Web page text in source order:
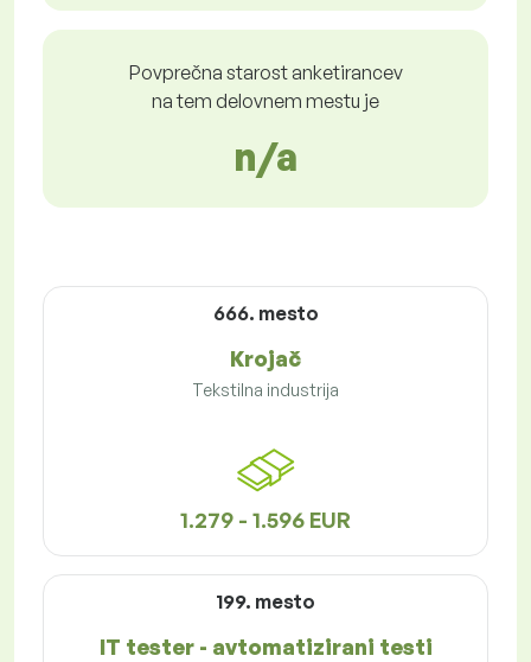
Povprečna starost anketirancev
na tem delovnem mestu je
n/a
666. mesto
Krojač
Tekstilna industrija
1.279 - 1.596 EUR
199. mesto
IT tester - avtomatizirani testi